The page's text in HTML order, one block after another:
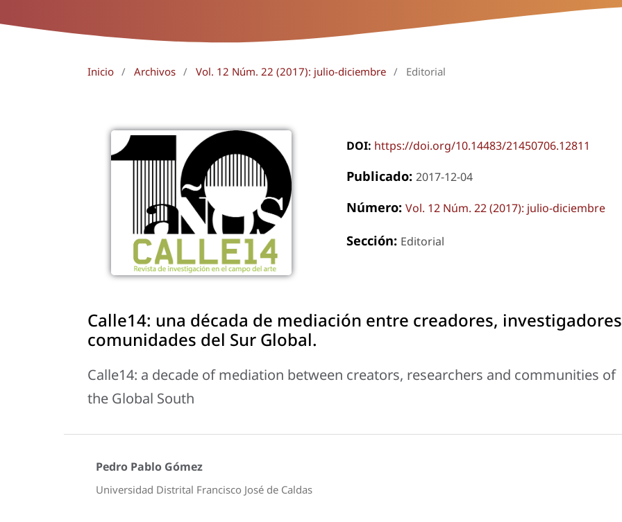
Inicio / Archivos / Vol. 12 Núm. 22 (2017): julio-diciembre / Editorial
DOI: https://doi.org/10.14483/21450706.12811
Publicado: 2017-12-04
Número: Vol. 12 Núm. 22 (2017): julio-diciembre
Sección: Editorial
Calle14: una década de mediación entre creadores,
comunidades del Sur Global.
Calle14: a decade of mediation between creators, researchers and communities of
the Global South
Pedro Pablo Gómez
Universidad Distrital Francisco José de Caldas